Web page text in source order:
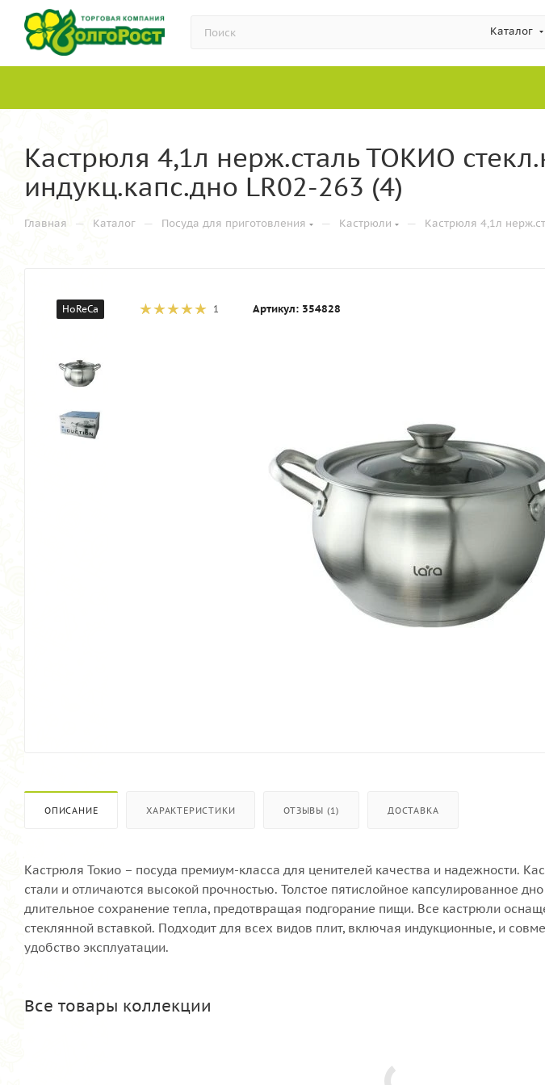
Каталог
Кастрюля 4,1л нерж.сталь ТОКИО
индукц.капс.дно LR02-263 (4)
Главная — Каталог — Посуда для приготовления — Кастрюли — Кастрюля 4,1л
HoReCa 1 Артикул: 354828
ОПИСАНИЕ ХАРАКТЕРИСТИКИ ОТЗЫВЫ (1) ДОСТАВКА
Кастрюля Токио – посуда премиум-класса для ценителей качества и надежности.
стали и отличаются высокой прочностью. Толстое пятислойное капсулированное
длительное сохранение тепла, предотвращая подгорание пищи. Все кастрюли
стеклянной вставкой. Подходит для всех видов плит, включая индукционные, и
удобство эксплуатации.
Все товары коллекции